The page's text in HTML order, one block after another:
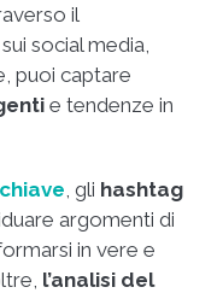
il
social media,
puoi captare
e tendenze in
, gli hashtag
argomenti di
in vere e
l’analisi del